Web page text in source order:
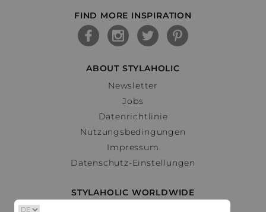
FIND MORE INSPIRATION
ABOUT STYLAHOLIC
Newsletter
Jobs
Datenrichtlinie
Nutzungsbedingungen
Impressum
Datenschutz-Einstellungen
STYLAHOLIC WORLDWIDE